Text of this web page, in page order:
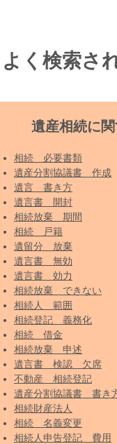
よく検索さ
遺産相続に
相続 必要書類
遺産分割協議書 作成
遺言 書き方
遺言書 開封
相続放棄 期間
相続 戸籍
遺留分 放棄
遺言書 無効
遺言書 効力
相続放棄 できない
相続人 範囲
相続登記 義務化
相続 借金
相続放棄 申述
遺言書 検認 欠席
不動産 相続登記
遺産分割協議書 書き
相続財産法人
相続 名義変更
相続人申告登記 費用